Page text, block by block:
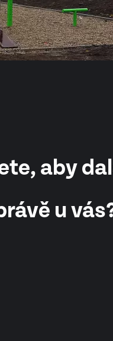
aby
u